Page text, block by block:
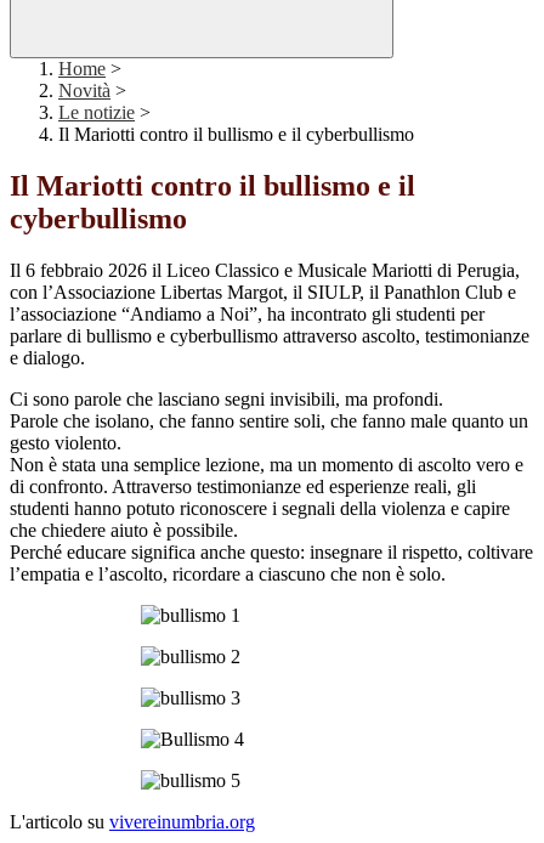
Home >
Novità >
Le notizie >
Il Mariotti contro il bullismo e il cyberbullismo
Il Mariotti contro il bullismo e il
cyberbullismo
Il 6 febbraio 2026 il Liceo Classico e Musicale Mariotti di Perugia,
con l’Associazione Libertas Margot, il SIULP, il Panathlon Club e
l’associazione “Andiamo a Noi”, ha incontrato gli studenti per
parlare di bullismo e cyberbullismo attraverso ascolto, testimonianze
e dialogo.
Ci sono parole che lasciano segni invisibili, ma profondi.
Parole che isolano, che fanno sentire soli, che fanno male quanto un
gesto violento.
Non è stata una semplice lezione, ma un momento di ascolto vero e
di confronto. Attraverso testimonianze ed esperienze reali, gli
studenti hanno potuto riconoscere i segnali della violenza e capire
che chiedere aiuto è possibile.
Perché educare significa anche questo: insegnare il rispetto, coltivare
l’empatia e l’ascolto, ricordare a ciascuno che non è solo.
L'articolo su vivereinumbria.org